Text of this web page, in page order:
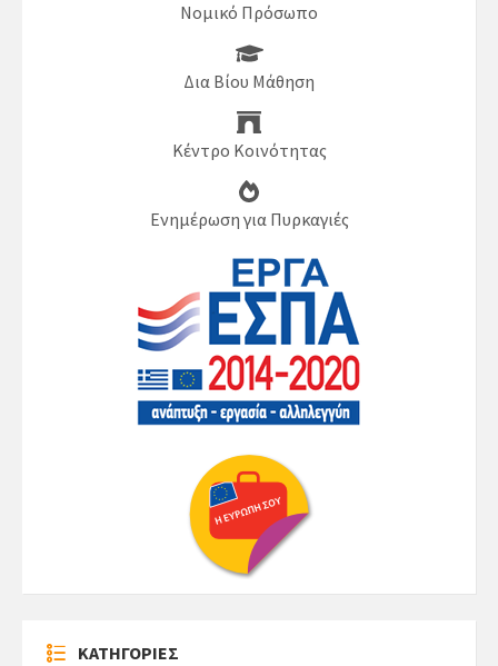
Νομικό Πρόσωπο
Δια Βίου Μάθηση
Κέντρο Κοινότητας
Ενημέρωση για Πυρκαγιές
ΚΑΤΗΓΟΡΙΕΣ